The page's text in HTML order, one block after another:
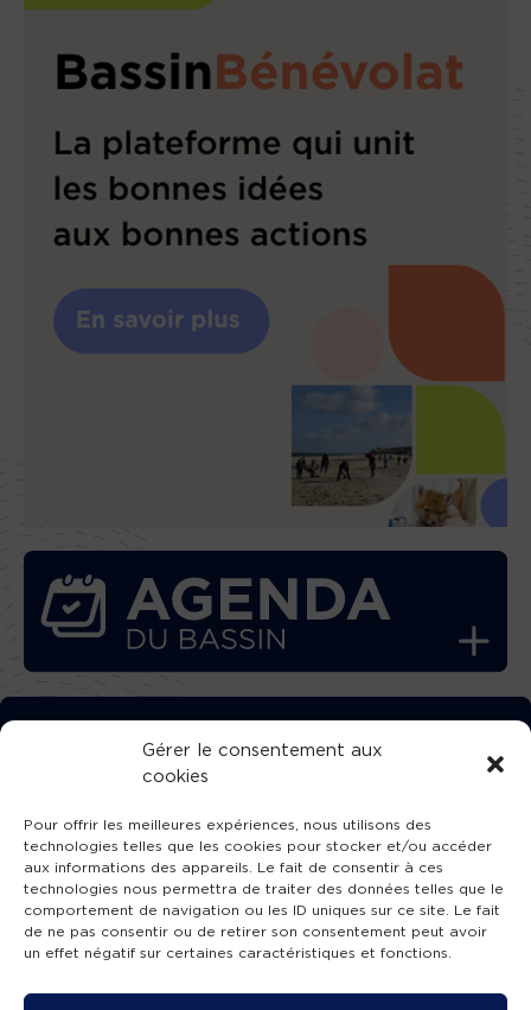
Gérer le consentement aux
cookies
Pour offrir les meilleures expériences, nous utilisons des
technologies telles que les cookies pour stocker et/ou accéder
aux informations des appareils. Le fait de consentir à ces
technologies nous permettra de traiter des données telles que le
comportement de navigation ou les ID uniques sur ce site. Le fait
de ne pas consentir ou de retirer son consentement peut avoir
un effet négatif sur certaines caractéristiques et fonctions.
TÉLÉCHARGEZ GRATUITEMENT
L’APPLICATION TVBA !
SUIVEZ-NOUS !